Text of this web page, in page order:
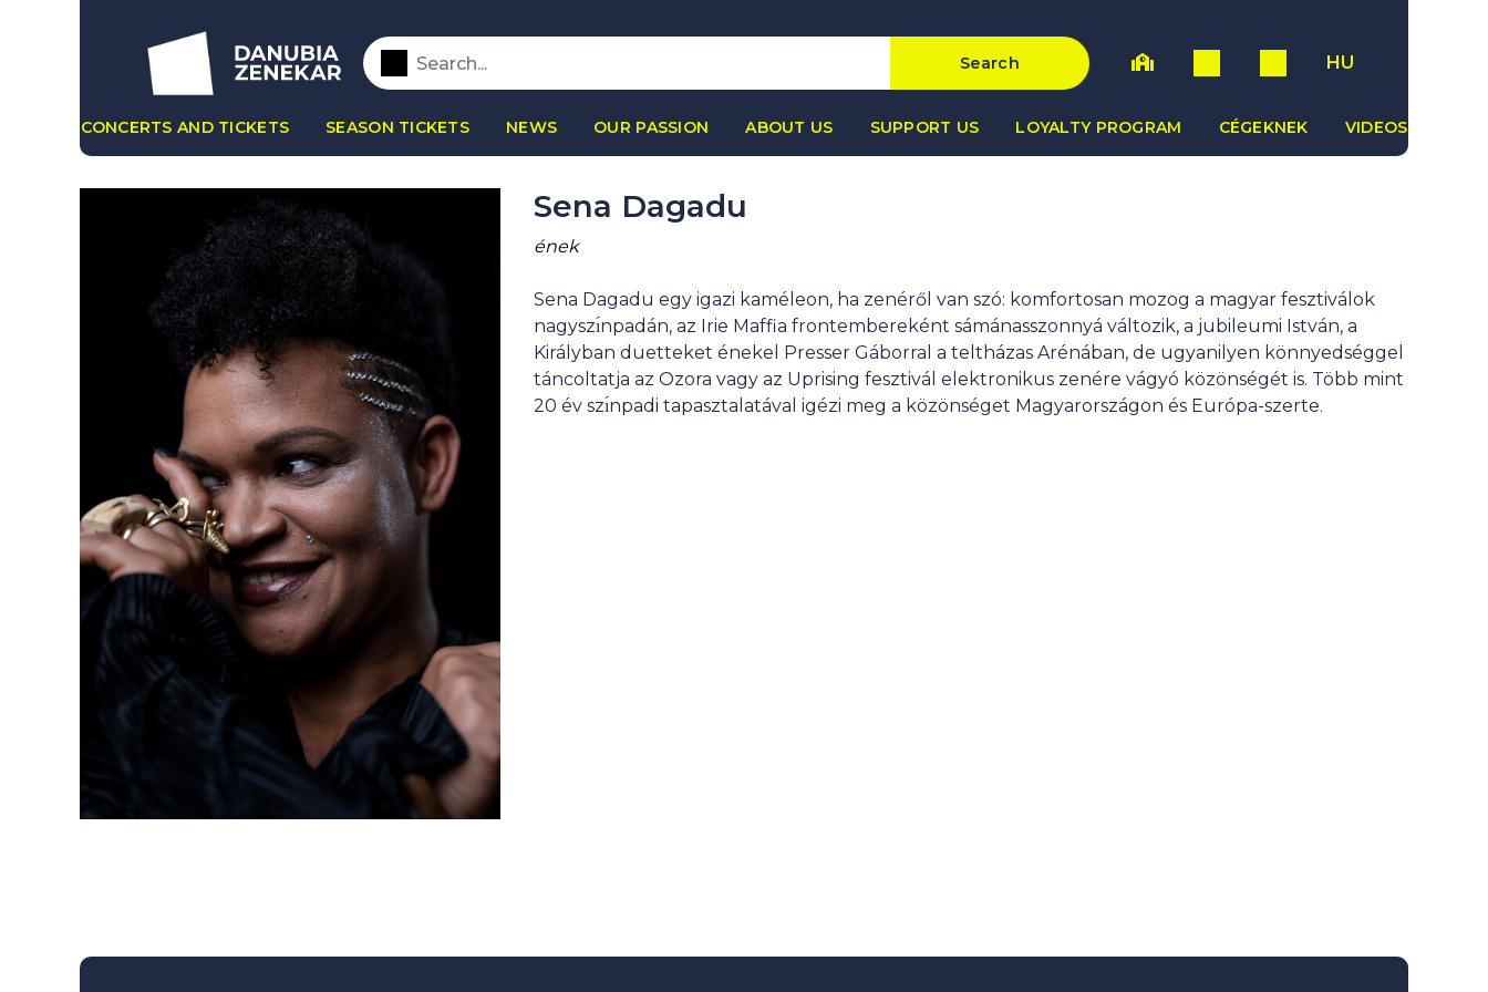
Search HU
CONCERTS AND TICKETS SEASON TICKETS NEWS OUR PASSION ABOUT US SUPPORT US LOYALTY PROGRAM CÉGEKNEK VIDEOS
Sena Dagadu
ének
Sena Dagadu egy igazi kaméleon, ha zenéről van szó: komfortosan mozog a magyar fesztiválok
nagyszı́npadán, az Irie Maffia frontembereként sámánasszonnyá változik, a jubileumi István, a
Királyban duetteket énekel Presser Gáborral a teltházas Arénában, de ugyanilyen könnyedséggel
táncoltatja az Ozora vagy az Uprising fesztivál elektronikus zenére vágyó közönségét is. Több mint
20 év szı́npadi tapasztalatával igézi meg a közönséget Magyarországon és Európa-szerte.